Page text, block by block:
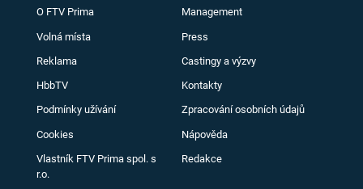
O FTV Prima Management
Volná místa Press
Reklama Castingy a výzvy
HbbTV Kontakty
Podmínky užívání Zpracování osobních údajů
Cookies Nápověda
Vlastník FTV Prima spol. s
r.o.
Redakce